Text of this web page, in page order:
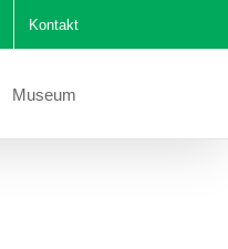
Kontakt
Museum